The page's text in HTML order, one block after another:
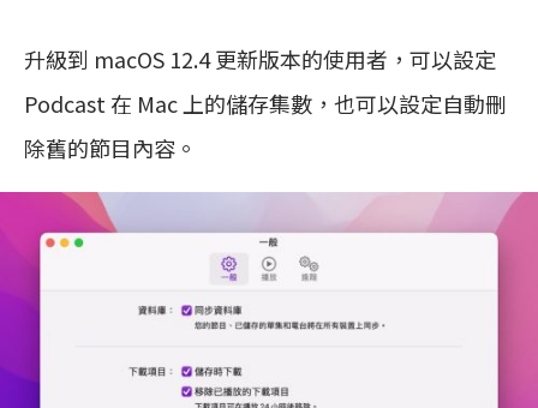
升級到 macOS 12.4 更新版本的使用者，可以設定
Podcast 在 Mac 上的儲存集數，也可以設定自動刪
除舊的節目內容。